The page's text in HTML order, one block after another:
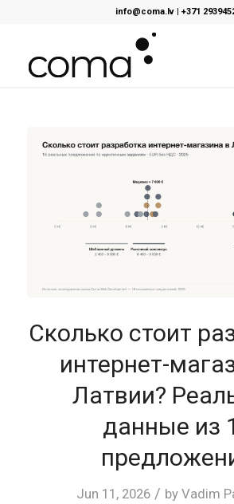
info@coma.lv| +371
Сколько стоит
интернет-
Латвии?
данные из
Jun 11, 2026 / by Vadim